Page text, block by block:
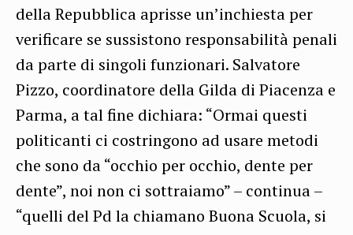
della Repubblica aprisse un’inchiesta per
verificare se sussistono responsabilità penali
da parte di singoli funzionari. Salvatore
Pizzo, coordinatore della Gilda di Piacenza e
Parma, a tal fine dichiara: “Ormai questi
politicanti ci costringono ad usare metodi
che sono da “occhio per occhio, dente per
dente”, noi non ci sottraiamo” – continua –
“quelli del Pd la chiamano Buona Scuola, si